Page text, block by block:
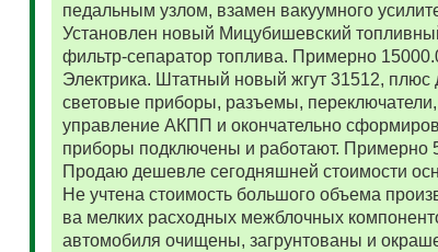
педальным узлом, взамен вакуумного
Установлен новый Мицубишевский
фильтр-сепаратор топлива. Примерно
Электрика. Штатный новый жгут 31512,
световые приборы, разъемы,
управление АКПП и окончательно
приборы подключены и работают. Примерно
Продаю дешевле сегодняшней стоимости
Не учтена стоимость большого объема
ва мелких расходных межблочных
автомобиля очищены, загрунтованы и